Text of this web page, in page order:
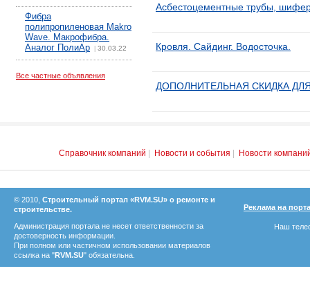
Фибра
полипропиленовая Makro
Wave. Макрофибра.
Аналог ПолиАр
30.03.22
Все частные объявления
Асбестоцементные трубы,
Кровля. Сайдинг. Водосточка.
ДОПОЛНИТЕЛЬНАЯ СКИДКА
Справочник компаний Новости и события Новости
© 2010, Строительный портал «RVM.SU» о ремонте и
строительстве.
Администрация портала не несет ответственности за
достоверность информации.
При полном или частичном использовании материалов
ссылка на "RVM.SU" обязательна.
Реклама на
Наш